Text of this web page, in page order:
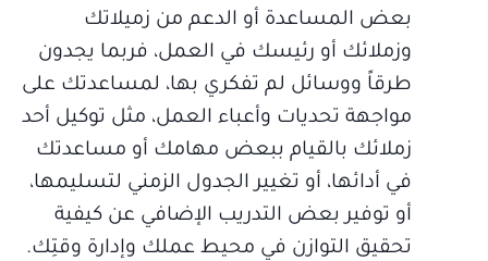
بعض المساعدة أو الدعم من زميلاتك
وزملائك أو رئيسك في العمل، فربما يجدون
طرقاً ووسائل لم تفكري بها، لمساعدتك على
مواجهة تحديات وأعباء العمل، مثل توكيل أحد
زملائك بالقيام ببعض مهامك أو مساعدتك
في أدائها، أو تغيير الجدول الزمني لتسليمها،
أو توفير بعض التدريب الإضافي عن كيفية
تحقيق التوازن في محيط عملك وإدارة وقتِك.